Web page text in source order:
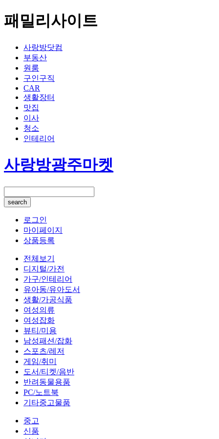
패밀리사이트
사랑방닷컴
부동산
원룸
구인구직
CAR
생활장터
맛집
이사
청소
인테리어
사랑방광주마켓
search
로그인
마이페이지
상품등록
전체보기
디지털/가전
가구/인테리어
유아동/유아도서
생활/가공식품
여성의류
여성잡화
뷰티/미용
남성패션/잡화
스포츠/레저
게임/취미
도서/티켓/음반
반려동물용품
PC/노트북
기타중고물품
중고
신품